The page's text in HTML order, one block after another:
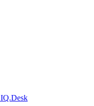
IQ.Desk